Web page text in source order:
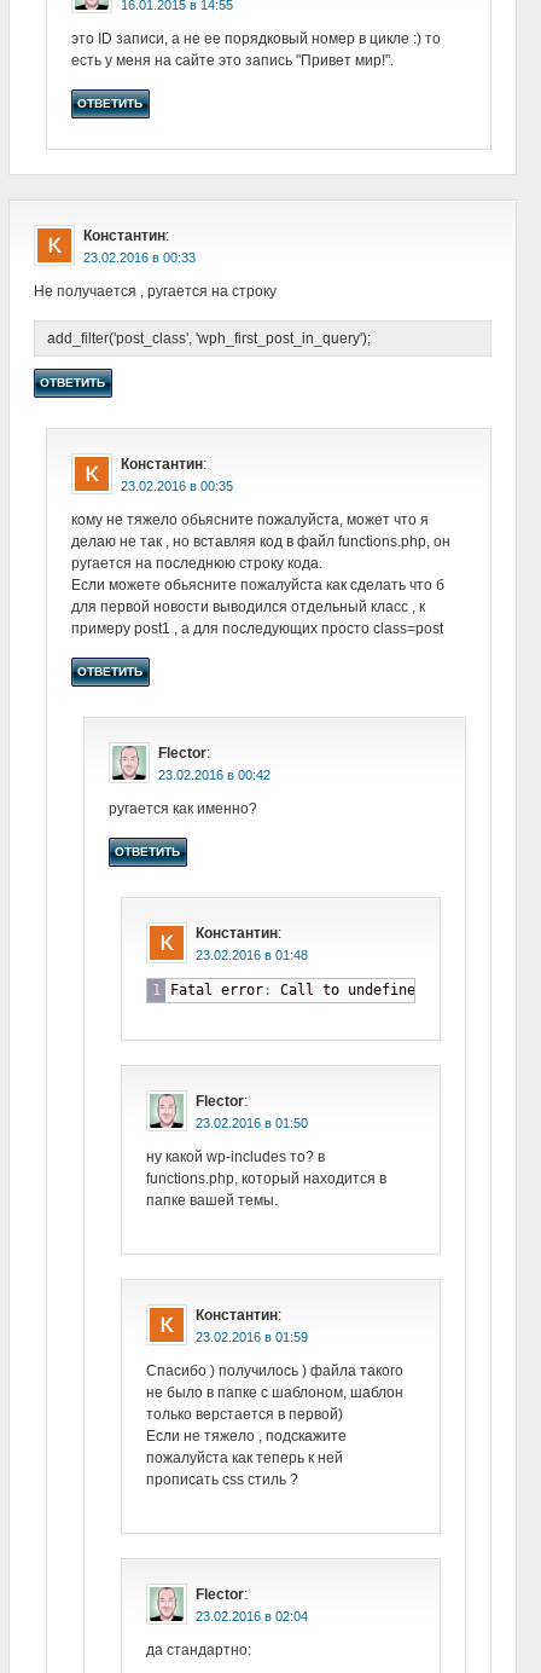
в
это ID записи, а не ее порядковый номер в цикле :) то
есть у меня на сайте это запись "Привет мир!".
ОТВЕТИТЬ
Константин:
в
Не получается , ругается на строку
add_filter('post_class', 'wph_first_post_in_query');
ОТВЕТИТЬ
Константин:
в
кому не тяжело обьясните пожалуйста, может что я
делаю не так , но вставляя код в файл functions.php, он
ругается на последнюю строку кода.
Если можете обьясните пожалуйста как сделать что б
для первой новости выводился отдельный класс , к
примеру post1 , а для последующих просто class=post
ОТВЕТИТЬ
Flector:
в
ругается как именно?
ОТВЕТИТЬ
Константин:
в
1 Fatal error: Call to undefined
Flector:
в
ну какой wp-includes то? в
functions.php, который находится в
папке вашей темы.
Константин:
в
Спасибо ) получилось ) файла такого
не было в папке с шаблоном, шаблон
только верстается в первой)
Если не тяжело , подскажите
пожалуйста как теперь к ней
прописать css стиль ?
Flector:
в
да стандартно: